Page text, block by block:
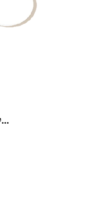
לא כדאי לפספס...